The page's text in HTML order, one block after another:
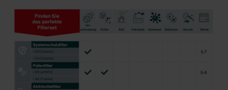
Zehnder Group Sales International: Privacy Policy
Zehnder Group Schweiz AG: Datenschutz
Zehnder Polska Sp. z o.o.: Oświadczenie o ochronie
danych Zehnder
Zehnder Group UK Limited: Privacy Policy
Zehnder Group Deutschland GmbH